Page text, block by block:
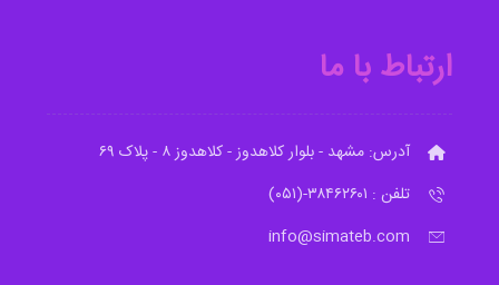
ارتباط با ما
آدرس: مشهد - بلوار کلاهدوز - کلاهدوز ۸ - پلاک ۶۹
تلفن : ۳۸۴۶۲۶۰۱-(۰۵۱)
info@simateb.com